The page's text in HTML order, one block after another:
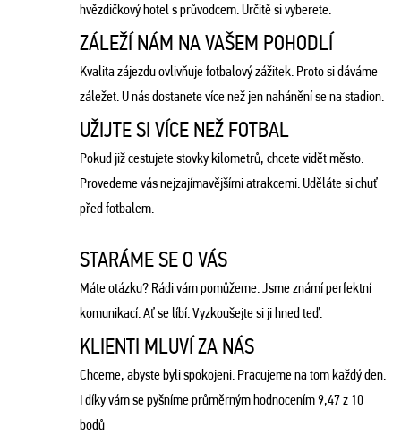
hvězdičkový hotel s průvodcem. Určitě si vyberete.
ZÁLEŽÍ NÁM NA VAŠEM POHODLÍ
Kvalita zájezdu ovlivňuje fotbalový zážitek. Proto si dáváme
záležet. U nás dostanete více než jen nahánění se na stadion.
UŽIJTE SI VÍCE NEŽ FOTBAL
Pokud již cestujete stovky kilometrů, chcete vidět město.
Provedeme vás nejzajímavějšími atrakcemi. Uděláte si chuť
před fotbalem.
STARÁME SE O VÁS
Máte otázku? Rádi vám pomůžeme. Jsme známí perfektní
komunikací. Ať se líbí. Vyzkoušejte si ji hned teď.
KLIENTI MLUVÍ ZA NÁS
Chceme, abyste byli spokojeni. Pracujeme na tom každý den.
I díky vám se pyšníme průměrným hodnocením 9,47 z 10
bodů